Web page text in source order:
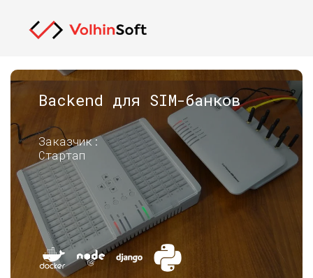
Backend для SIM-банков
Заказчик:
Стартап